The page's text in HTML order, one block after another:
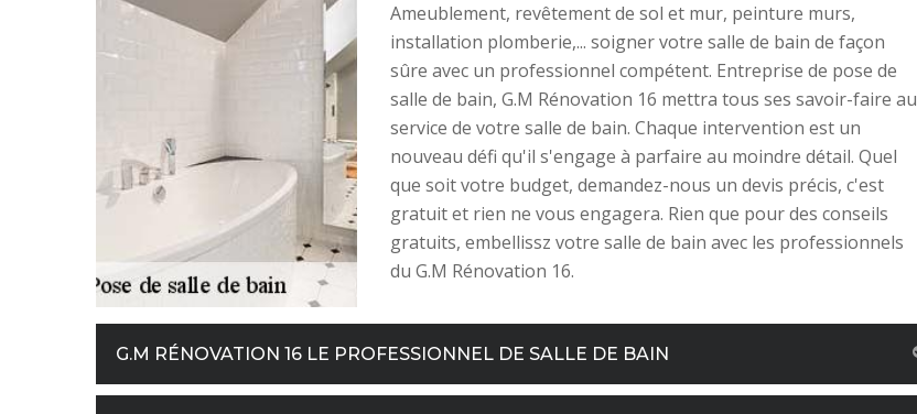
Ameublement, revêtement de sol et mur, peinture murs,
installation plomberie,... soigner votre salle de bain de façon
sûre avec un professionnel compétent. Entreprise de pose de
salle de bain, G.M Rénovation 16 mettra tous ses savoir-faire au
service de votre salle de bain. Chaque intervention est un
nouveau défi qu'il s'engage à parfaire au moindre détail. Quel
que soit votre budget, demandez-nous un devis précis, c'est
gratuit et rien ne vous engagera. Rien que pour des conseils
gratuits, embellissz votre salle de bain avec les professionnels
du G.M Rénovation 16.
G.M RÉNOVATION 16 LE PROFESSIONNEL DE SALLE DE BAIN